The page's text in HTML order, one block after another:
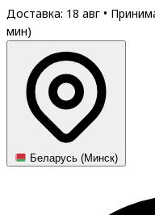
Доставка: 18 авг •
мин)
Беларусь (Минск)